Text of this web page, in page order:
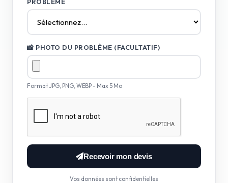
📸 PHOTO DU PROBLÈME (FACULTATIF)
Format JPG, PNG, WEBP - Max 5 Mo
Recevoir mon devis
Vos données sont confidentielles